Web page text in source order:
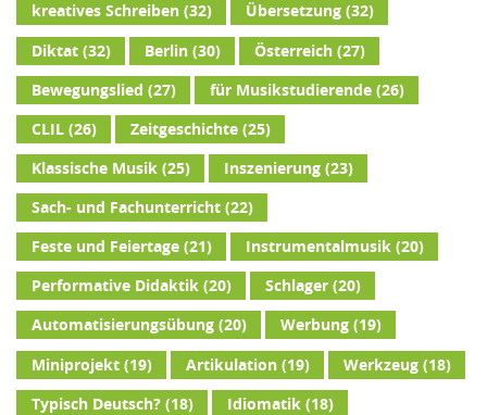
kreatives Schreiben(32) Übersetzung(32)
Diktat(32) Berlin(30) Österreich(27)
Bewegungslied (27) für Musikstudierende(26)
CLIL(26) Zeitgeschichte(25)
Klassische Musik(25) Inszenierung(23)
Sach- und Fachunterricht(22)
Feste und Feiertage(21) Instrumentalmusik(20)
Performative Didaktik(20) Schlager(20)
Automatisierungsübung(20) Werbung(19)
Miniprojekt(19) Artikulation(19) Werkzeug(18)
Typisch Deutsch?(18) Idiomatik(18)